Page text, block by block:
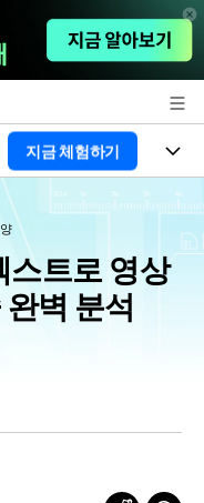
지금 체험하기
트로 영상
벽 분석